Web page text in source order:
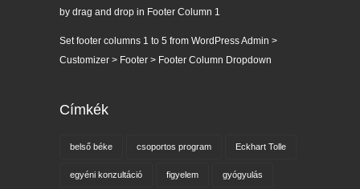
by drag and drop in Footer Column 1
Set footer columns 1 to 5 from WordPress Admin >
Customizer > Footer > Footer Column Dropdown
Címkék
belső béke csoportos program Eckhart Tolle
egyéni konzultáció figyelem gyógyulás